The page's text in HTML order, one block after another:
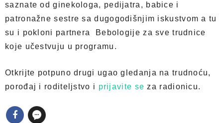
saznate od ginekologa, pedijatra, babice i
patronažne sestre sa dugogodišnjim iskustvom a tu
su i pokloni partnera Bebologije za sve trudnice
koje učestvuju u programu.
Otkrijte potpuno drugi ugao gledanja na trudnoću,
porođaj i roditeljstvo i prijavite se za radionicu.